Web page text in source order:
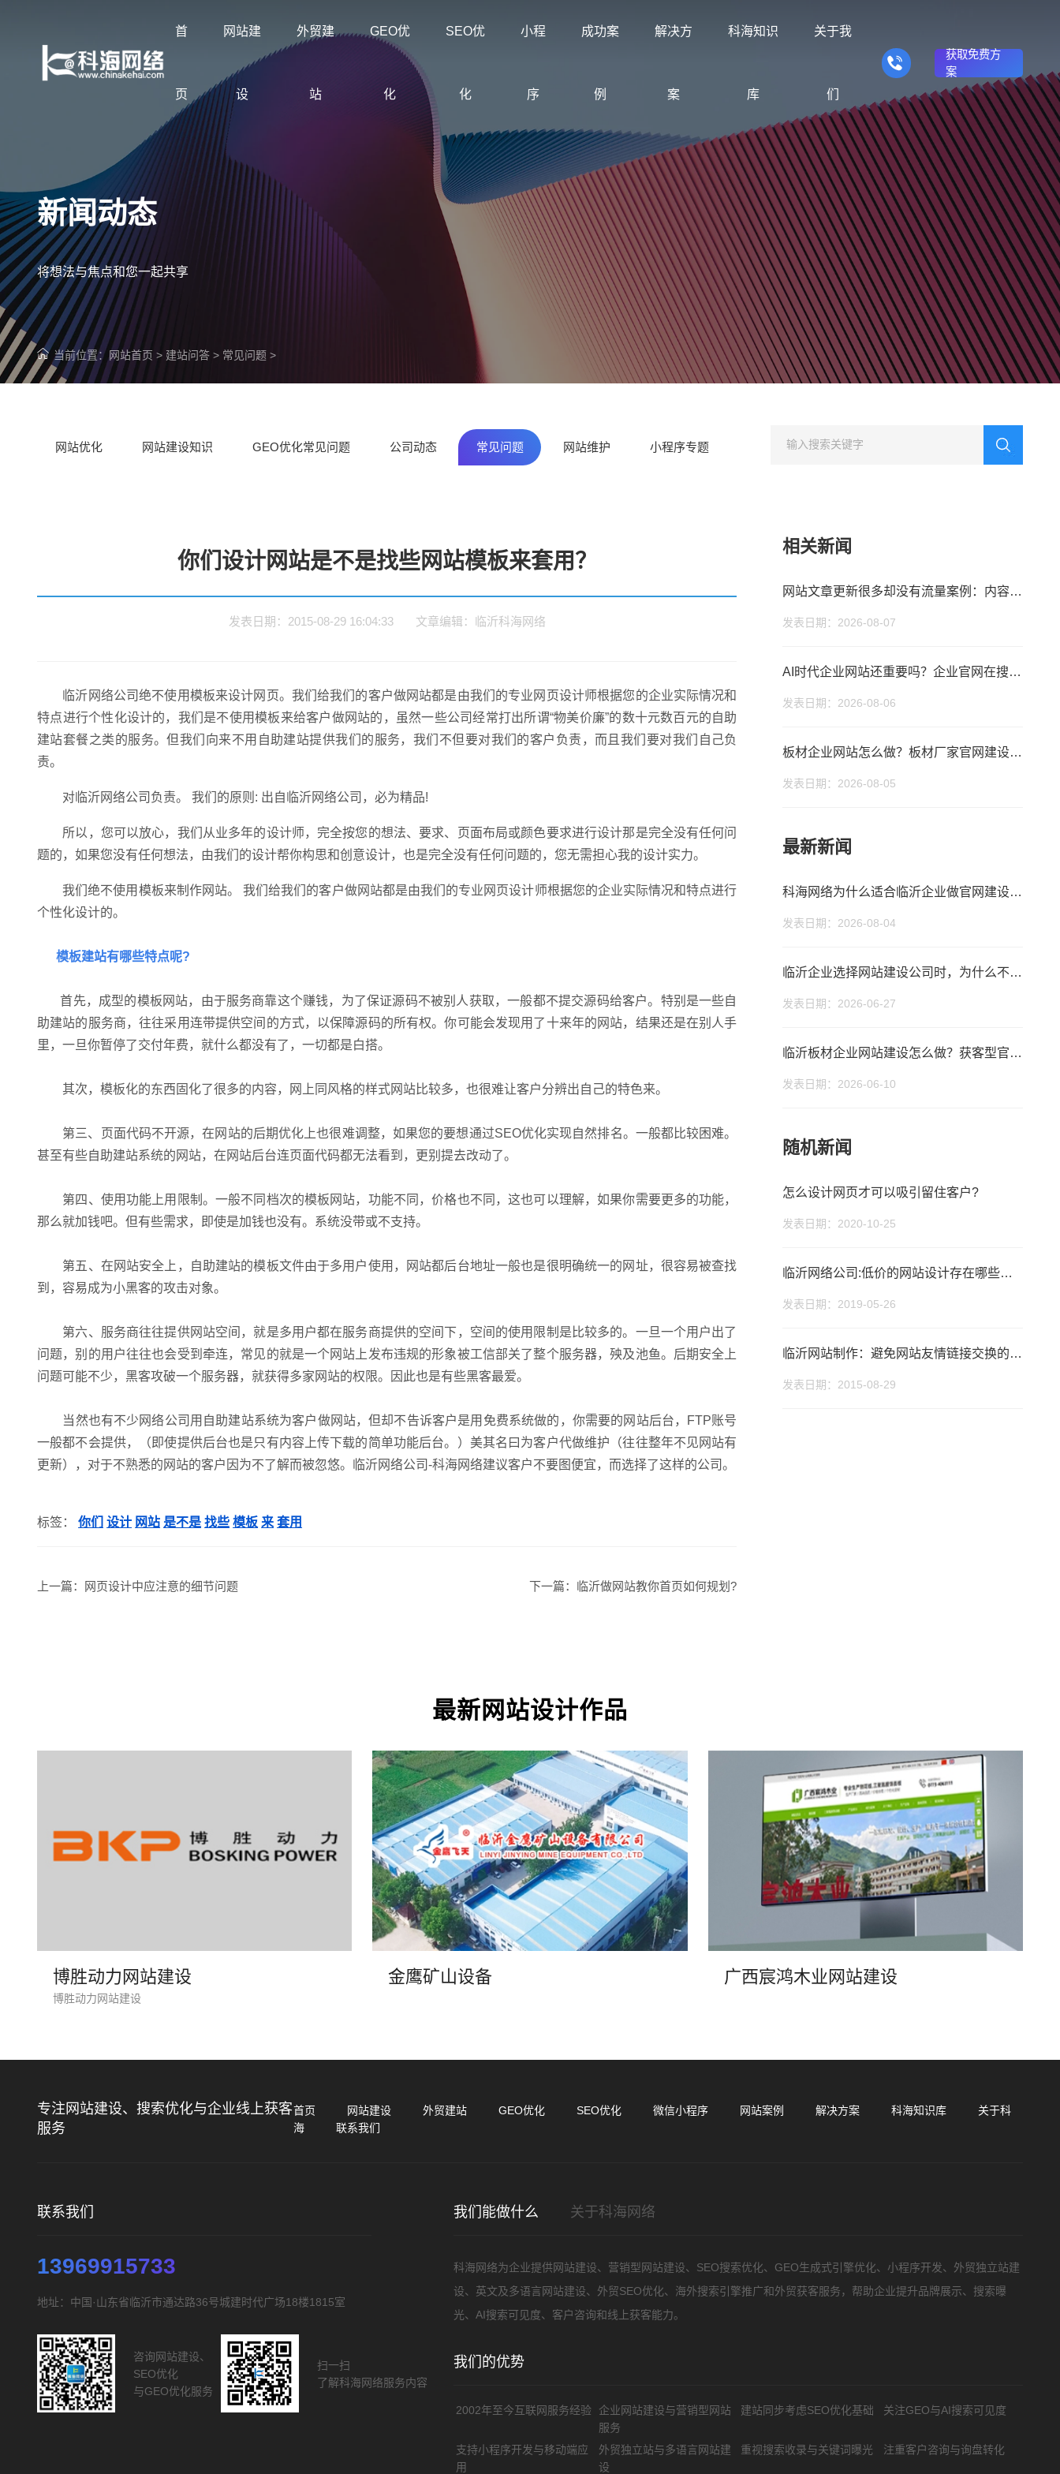
首
页
网站建
设
让企业品牌价值更进一步
专注网站建设与搜索优化服务
创意品牌型网站建设
企业品牌高端网站设计
企业营销型网站建设
营销推广转化获客网站
响应式网站建设
适应电脑、平板和手机终端
网站建设定制改版
定制化网站建设改版方案
购物商城系统开发
零售在线电子商务网站
手机微信网站建设
移动端网站与微信端展示开
发
外贸型网站制作
临沂外贸企业建设英文/多语言
集团型网站建设
适合集团公司、多品牌企业
行业门户网站建设
适合行业门户网站建设平台
外贸建
站
GEO优
化
SEO优
化
小程
序
成功案
例
展示企业网站建设案例
覆盖集团官网、品牌官网、营销型网站与外
贸网站
集团型网站
集团企业官网建设案例
购物商城网站
电子商务平台建设案例
行业门户网站
行业门户网站平台开发
外贸建站
外贸独立站与英文网站案例
企业品牌官网
创意品牌型网站建设案例
企业营销网站
营销型网站建立企业公信力
解决方
案
按行业与需求定制方案
网站建设、SEO优化、GEO优化与线上获
客方案
解决方案
定制化网站建设与优化方案
教育培训行业网
站建设方案
装饰公司网站建
设解决方案
节能环保网站建
设解决方案
购物商城网站建
设解决方案
品牌形象网站建
设解决方案
外贸网站建设解
决方案
决方案
我们的产品
多种网站建设服务满足企业需
求
科海知识
库
科海知识库
分享企业网站建设、SEO优化、GEO优化
与线上获客实战经验
常见问题
洞察建站排名获客难题
解决方法
沉淀建站优化实操方法
对比决策
辅助企业选择合适方案
行业案例
拆解不同行业获客路径
建站知识
早期建站知识问题
关于我
们
了解科海网络
2002年至今专注企业网站建设与搜索优化 公司介绍
专注互联网品牌建设与搜索优
科海与众不同
为企业提供网站建设、SEO优化
与线上获客服务
理念与信仰
我们用24年时间搭建了“创意+整
合+营销+优化”一体化服务模式
常见问题
了解建站、优化与服务流程问
题
联系我们
专注品牌建设与搜索优化服
务
获取免费方
案
新闻动态
将想法与焦点和您一起共享
当前位置：网站首页 > 建站问答 > 常见问题 >
网站优化 网站建设知识 GEO优化常见问题 公司动态 常见问题 网站维护 小程序专题
你们设计网站是不是找些网站模板来套用？
发表日期：2015-08-29 16:04:33 文章编辑：临沂科海网络
临沂网络公司绝不使用模板来设计网页。我们给我们的客户做网站都是由我们的专业网页设计师根据您的企业实际情况和
特点进行个性化设计的，我们是不使用模板来给客户做网站的，虽然一些公司经常打出所谓“物美价廉”的数十元数百元的自助
建站套餐之类的服务。但我们向来不用自助建站提供我们的服务，我们不但要对我们的客户负责，而且我们要对我们自己负
责。
对临沂网络公司负责。 我们的原则: 出自临沂网络公司，必为精品!
所以，您可以放心，我们从业多年的设计师，完全按您的想法、要求、页面布局或颜色要求进行设计那是完全没有任何问
题的，如果您没有任何想法，由我们的设计帮你构思和创意设计，也是完全没有任何问题的，您无需担心我的设计实力。
我们绝不使用模板来制作网站。 我们给我们的客户做网站都是由我们的专业网页设计师根据您的企业实际情况和特点进行
个性化设计的。
模板建站有哪些特点呢?
首先，成型的模板网站，由于服务商靠这个赚钱，为了保证源码不被别人获取，一般都不提交源码给客户。特别是一些自
助建站的服务商，往往采用连带提供空间的方式，以保障源码的所有权。你可能会发现用了十来年的网站，结果还是在别人手
里，一旦你暂停了交付年费，就什么都没有了，一切都是白搭。
其次，模板化的东西固化了很多的内容，网上同风格的样式网站比较多，也很难让客户分辨出自己的特色来。
第三、页面代码不开源，在网站的后期优化上也很难调整，如果您的要想通过SEO优化实现自然排名。一般都比较困难。
甚至有些自助建站系统的网站，在网站后台连页面代码都无法看到，更别提去改动了。
第四、使用功能上用限制。一般不同档次的模板网站，功能不同，价格也不同，这也可以理解，如果你需要更多的功能，
那么就加钱吧。但有些需求，即使是加钱也没有。系统没带或不支持。
第五、在网站安全上，自助建站的模板文件由于多用户使用，网站都后台地址一般也是很明确统一的网址，很容易被查找
到，容易成为小黑客的攻击对象。
第六、服务商往往提供网站空间，就是多用户都在服务商提供的空间下，空间的使用限制是比较多的。一旦一个用户出了
问题，别的用户往往也会受到牵连，常见的就是一个网站上发布违规的形象被工信部关了整个服务器，殃及池鱼。后期安全上
问题可能不少，黑客攻破一个服务器，就获得多家网站的权限。因此也是有些黑客最爱。
当然也有不少网络公司用自助建站系统为客户做网站，但却不告诉客户是用免费系统做的，你需要的网站后台，FTP账号
一般都不会提供，（即使提供后台也是只有内容上传下载的简单功能后台。）美其名曰为客户代做维护（往往整年不见网站有
更新），对于不熟悉的网站的客户因为不了解而被忽悠。临沂网络公司-科海网络建议客户不要图便宜，而选择了这样的公司。
标签： 你们 设计 网站 是不是 找些 模板 来 套用
上一篇： 网页设计中应注意的细节问题 下一篇： 临沂做网站教你首页如何规划?
相关新闻
网站文章更新很多却没有流量案例：内容方向怎么调整？
发表日期：2026-08-07
AI时代企业网站还重要吗？企业官网在搜索、获客与品牌信任中的价值
发表日期：2026-08-06
板材企业网站怎么做？板材厂家官网建设与获客方法
发表日期：2026-08-05
最新新闻
科海网络为什么适合临沂企业做官网建设和 SEO 优化？
发表日期：2026-08-04
临沂企业选择网站建设公司时，为什么不能只看价格？
发表日期：2026-06-27
临沂板材企业网站建设怎么做？获客型官网GEO实战思路
发表日期：2026-06-10
随机新闻
怎么设计网页才可以吸引留住客户?
发表日期：2020-10-25
临沂网络公司:低价的网站设计存在哪些问题？
发表日期：2019-05-26
临沂网站制作：避免网站友情链接交换的盲区及
发表日期：2015-08-29
最新网站设计作品
博胜动力网站建设
博胜动力网站建设
金鹰矿山设备 广西宸鸿木业网站建设
专注网站建设、搜索优化与企业线上获客
服务
首页 网站建设 外贸建站 GEO优化 SEO优化 微信小程序 网站案例 解决方案 科海知识库
关于科
海
联系我们
联系我们
13969915733
地址：中国·山东省临沂市通达路36号城建时代广场18楼1815室
咨询网站建设、
SEO优化
与GEO优化服务
扫一扫
了解科海网络服务内容
我们能做什么 关于科海网络
科海网络为企业提供网站建设、营销型网站建设、SEO搜索优化、GEO生成式引擎优化、小程序开发、外贸独立站建
设、英文及多语言网站建设、外贸SEO优化、海外搜索引擎推广和外贸获客服务，帮助企业提升品牌展示、搜索曝
光、AI搜索可见度、客户咨询和线上获客能力。
我们的优势
2002年至今互联网服务经验
企业网站建设与营销型网站
服务
建站同步考虑SEO优化基础 关注GEO与AI搜索可见度
支持小程序开发与移动端应
用
外贸独立站与多语言网站建
设
重视搜索收录与关键词曝光 注重客户咨询与询盘转化
请输入您的公司名称
微信号
企业网站建设
· 微信小程序开发 网站运维与内容优化